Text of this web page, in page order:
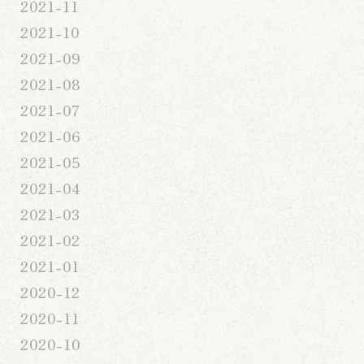
2021-11
2021-10
2021-09
2021-08
2021-07
2021-06
2021-05
2021-04
2021-03
2021-02
2021-01
2020-12
2020-11
2020-10